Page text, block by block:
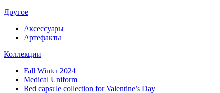
Другое
Аксессуары
Артефакты
Коллекции
Fall Winter 2024
Medical Uniform
Red capsule collection for Valentine’s Day